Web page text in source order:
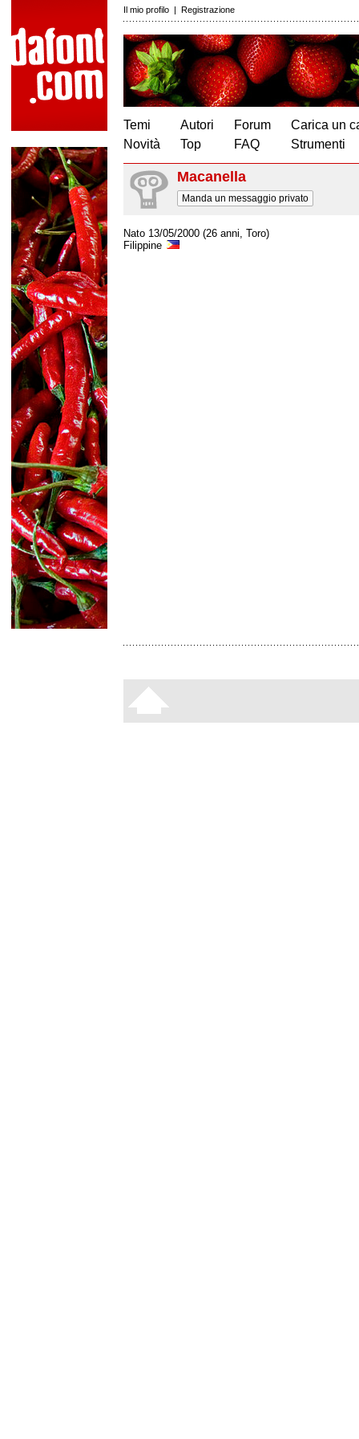
Il mio profilo | Registrazione
Temi
Novità
Autori
Top
Forum
FAQ
Carica un
Strumenti
Macanella
Manda un messaggio privato
Nato 13/05/2000 (26 anni, Toro)
Filippine